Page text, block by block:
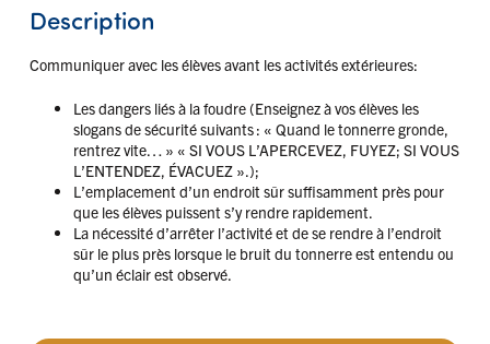
Description
Communiquer avec les élèves avant les activités extérieures:
Les dangers liés à la foudre (Enseignez à vos élèves les
slogans de sécurité suivants : « Quand le tonnerre gronde,
rentrez vite… » « SI VOUS L’APERCEVEZ, FUYEZ; SI VOUS
L’ENTENDEZ, ÉVACUEZ ».);
L’emplacement d’un endroit sûr suffisamment près pour
que les élèves puissent s’y rendre rapidement.
La nécessité d’arrêter l’activité et de se rendre à l’endroit
sûr le plus près lorsque le bruit du tonnerre est entendu ou
qu’un éclair est observé.